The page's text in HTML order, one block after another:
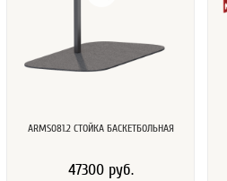
ARMS081.2 СТОЙКА БАСКЕТБОЛЬНАЯ
47300 руб.